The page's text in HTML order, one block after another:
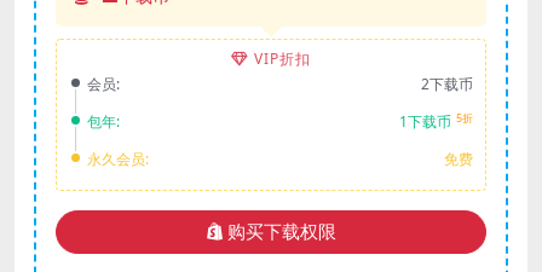
VIP折扣
会员:
2下载币
包年:
1下载币 5折
永久会员: 免费
购买下载权限